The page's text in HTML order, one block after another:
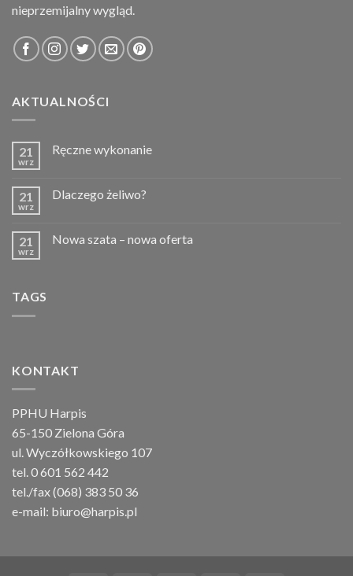
nieprzemijalny wygląd.
AKTUALNOŚCI
21
wrz
Ręczne wykonanie
21
wrz
Dlaczego żeliwo?
21
wrz
Nowa szata – nowa oferta
TAGS
KONTAKT
PPHU Harpis
65-150 Zielona Góra
ul. Wyczółkowskiego 107
tel. 0 601 562 442
tel./fax (068) 383 50 36
e-mail: biuro@harpis.pl